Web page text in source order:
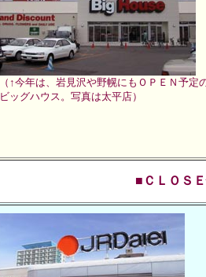
（↑今年は、岩見沢や野幌にもＯＰＥＮ予定
ビッグハウス。写真は太平店）
■ＣＬＯＳ